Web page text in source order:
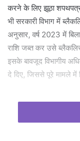
करने के लिए झूठा शपथपत्र
भी सरकारी विभाग में
अनुसार, वर्ष 2023 में
राशि जब्त कर उसे
इसके बावजूद विभागीय
दे दिए, जिससे पूरे मामले में